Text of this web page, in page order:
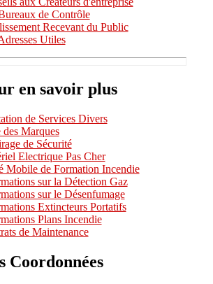
de Contrôle
Recevant du Public
Utiles
en savoir plus
de Services Divers
des Marques
de Sécurité
Electrique Pas Cher
Mobile de Formation Incendie
sur la Détection Gaz
sur le Désenfumage
Extincteurs Portatifs
Plans Incendie
de Maintenance
Coordonnées